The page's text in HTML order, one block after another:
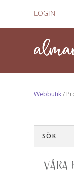
LOGIN
Webbutik/
VÅRA